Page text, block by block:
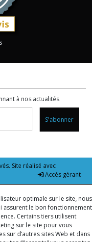
à nos actualités.
S'abonner
Site réalisé avec
Accès gérant
optimale sur le site, nous
assurent le bon fonctionnement
Certains tiers utilisent
sur le site pour vous
sur d’autres sites Web et dans